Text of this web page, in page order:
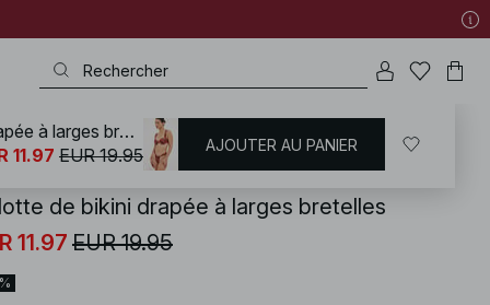
/ Maillots de bain / Bikinis Bas de maillots
de bikini drapée à larges bretelles
11.97 EUR 19.95
Culotte de bikini drapée à larges bretelles
11.97 EUR 19.95 AJOUTER AU PANIER